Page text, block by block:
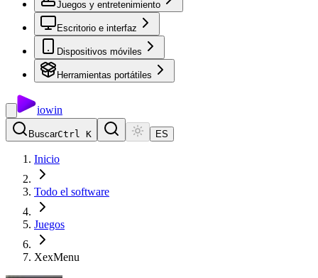
Juegos y entretenimiento
Escritorio e interfaz
Dispositivos móviles
Herramientas portátiles
iowin
BuscarCtrl K ES
Inicio
Todo el software
Juegos
XexMenu